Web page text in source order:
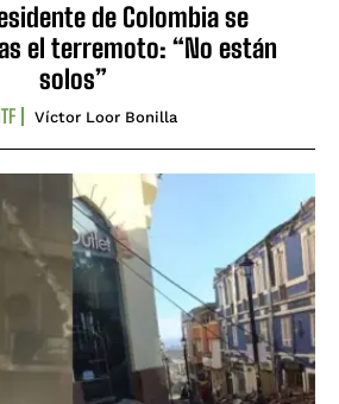
de Colombia se
el terremoto: “No están
solos”
Víctor Loor Bonilla